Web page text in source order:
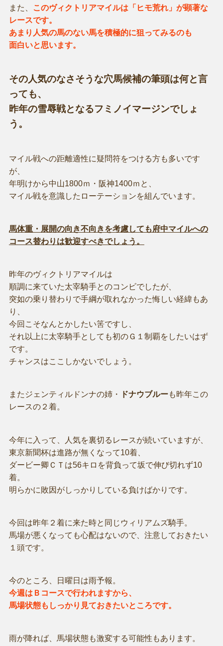
また、
このヴィクトリアマイルは「ヒモ荒れ」が顕著な
レースです。
あまり人気の馬のない馬を積極的に狙ってみるのも
面白いと思います。
その人気のなさそうな穴馬候補の筆頭は何と言
っても、
昨年の雪辱戦となるフミノイマージンでしょ
う。
マイル戦への距離適性に疑問符をつける方も多いです
が、
年明けから中山1800ｍ・阪神1400ｍと、
マイル戦を意識したローテーションを組んでいます。
馬体重・展開の向き不向きを考慮しても府中マイルへの
コース替わりは歓迎すべきでしょう。
昨年のヴィクトリアマイルは
順調に来ていた太宰騎手とのコンビでしたが、
突如の乗り替わりで手綱が取れなかった悔しい経緯もあ
り、
今回こそなんとかしたい筈ですし、
それ以上に太宰騎手としても初のＧ１制覇をしたいはず
です。
チャンスはここしかないでしょう。
またジェンティルドンナの姉・ ドナウブルーも昨年この
レースの２着。
今年に入って、人気を裏切るレースが続いていますが、
東京新聞杯は進路が無くなって10着、
ダービー卿ＣＴは56キロを背負って坂で伸び切れず10
着。
明らかに敗因がしっかりしている負けばかりです。
今回は昨年２着に来た時と同じウィリアムズ騎手。
馬場が悪くなっても心配はないので、注意しておきたい
１頭です。
今のところ、日曜日は雨予報。
今週はＢコースで行われますから、
馬場状態もしっかり見ておきたいところです。
雨が降れば、馬場状態も激変する可能性もあります。